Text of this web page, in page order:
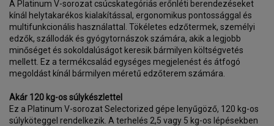
A Platinum V-sorozat csúcskategóriás erőnléti berendezéseket
kínál helytakarékos kialakítással, ergonomikus pontossággal és
multifunkcionális használattal. Tökéletes edzőtermek, személyi
edzők, szállodák és gyógytornászok számára, akik a legjobb
minőséget és sokoldalúságot keresik bármilyen költségvetés
mellett. Ez a termékcsalád egységes megjelenést és átfogó
megoldást kínál bármilyen méretű edzőterem számára.
Akár 120 kg-os súlykészlettel
Ez a Platinum V-sorozat Selectorized gépe lenyűgöző, 120 kg-os
súlyköteggel rendelkezik. A terhelés 2,5 vagy 5 kg-os lépésekben